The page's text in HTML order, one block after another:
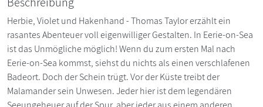
Herbie, Violet und Hakenhand - Thomas Taylor erzählt ein
rasantes Abenteuer voll eigenwilliger Gestalten. In Eerie-on-Sea
ist das Unmögliche möglich! Wenn du zum ersten Mal nach
Eerie-on-Sea kommst, siehst du nichts als einen verschlafenen
Badeort. Doch der Schein trügt. Vor der Küste treibt der
Malamander sein Unwesen. Jeder hier ist dem legendären